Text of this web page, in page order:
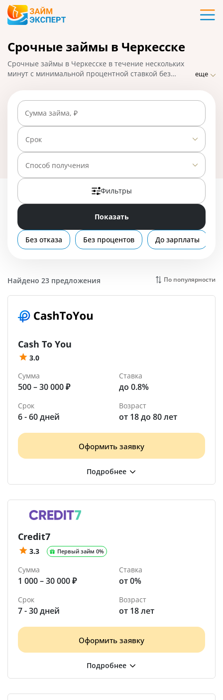
Карты
Кредиты
Ипотека
Займы
Вклады
Бизнес
Срочные займы в Черкесске
Срочные займы в Черкесске в течение нескольких
минут с минимальной процентной ставкой без
помощью онлайн-заявки с быстрым перечислением
средств на банковскую карту. На 01.05.2025 вам
доступно 23 предложения со ставкой от 0% в день.
еще
Сумма займа, ₽
Срок
Способ получения
Фильтры
Показать
Без отказа Без процентов До зарплаты
Найдено 23 предложения По популярности
Cash To You
3.0
Сумма
500 – 30 000 ₽
Ставка
до 0.8%
Срок
6 - 60 дней
Возраст
от 18 до 80 лет
Оформить заявку
Credit7
3.3 Первый займ 0%
Сумма
1 000 – 30 000 ₽
Ставка
от 0%
Срок
7 - 30 дней
Возраст
от 18 лет
Оформить заявку